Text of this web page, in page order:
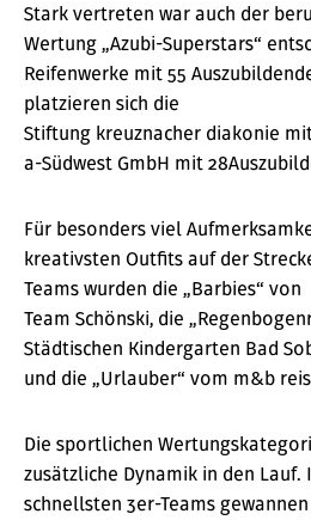
Stark vertreten war auch der
Wertung „Azubi-Superstars“
Reifenwerke mit 55
platzieren sich die
Stiftung kreuznacher diakonie
a-Südwest GmbH mit
Für besonders viel
kreativsten Outfits auf der
Teams wurden die „Barbies“ von
Team Schönski, die
Städtischen Kindergarten Bad
und die „Urlauber“ vom m&b
Die sportlichen
zusätzliche Dynamik in den
schnellsten 3er-Teams